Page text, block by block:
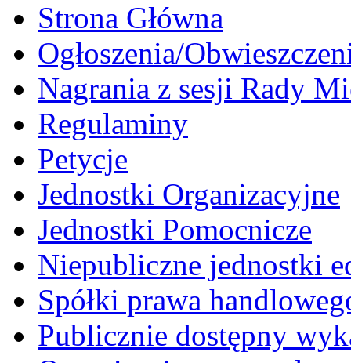
Strona Główna
Ogłoszenia/
Nagrania z sesji Rady
Regulaminy
Petycje
Jednostki Organizacyjne
Jednostki Pomocnicze
Niepubliczne jednostki
Spółki prawa
Publicznie dostępny